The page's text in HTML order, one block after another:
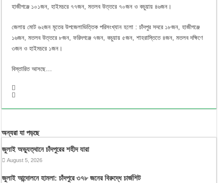
হাজীগঞ্জে ১০১জন, হাইমচরে ৭৭জন, মতলব উত্তরে ৭০জন ও কচুয়ায় ৪৬জন।
জেলায় মোট ৬২জন মৃতের উপজেলাভিত্তিক পরিসংখ্যান হলো : চাঁদপুর সদরে ১৮জন, হাজীগঞ্জে
১৬জন, মতলব উত্তরে ৮জন, ফরিদগঞ্জে ৭জন, কচুয়ায় ৫জন, শাহরাস্তিতে ৪জন, মতলব দক্ষিণে
৩জন ও হাইমচরে ১জন।
বিস্তারিত আসছে…
অন্যরা যা পড়ছে
জুলাই অভ্যুত্থানে চাঁদপুরের শহীদ যারা
August 5, 2026
জুলাই আন্দোলনে হামলা: চাঁদপুরে ৩৭৮ জনের বিরুদ্ধে চার্জশিট